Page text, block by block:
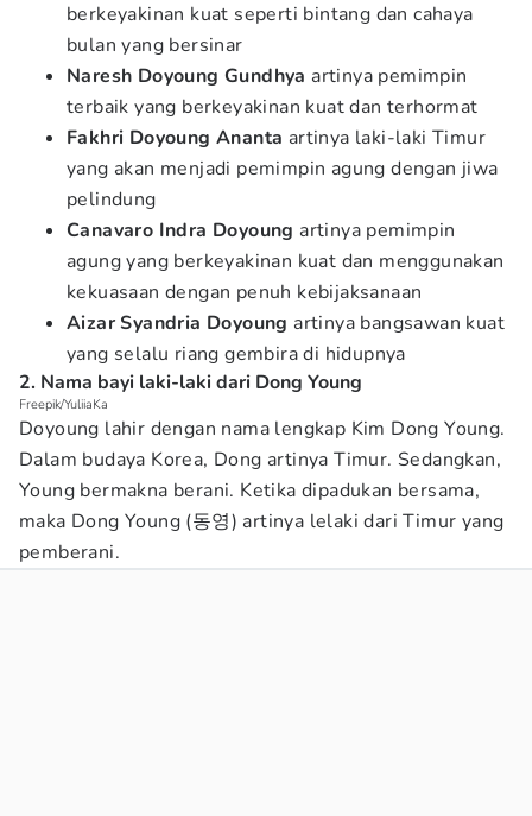
berkeyakinan kuat seperti bintang dan cahaya
bulan yang bersinar
Naresh DoyoungGundhya artinya pemimpin
terbaik yang berkeyakinan kuat dan terhormat
Fakhri Doyoung Ananta artinya laki-laki Timur
yang akan menjadi pemimpin agung dengan jiwa
pelindung
Canavaro Indra Doyoung artinya pemimpin
agung yang berkeyakinan kuat dan menggunakan
kekuasaan dengan penuh kebijaksanaan
Aizar Syandria Doyoung artinya bangsawan kuat
yang selalu riang gembira di hidupnya
2. Nama bayi laki-laki dari Dong Young
Freepik/YuliiaKa
Doyoung lahir dengan nama lengkap Kim Dong Young.
Dalam budaya Korea, Dong artinya Timur. Sedangkan,
Young bermakna berani. Ketika dipadukan bersama,
maka Dong Young (동영) artinya lelaki dari Timur yang
pemberani.